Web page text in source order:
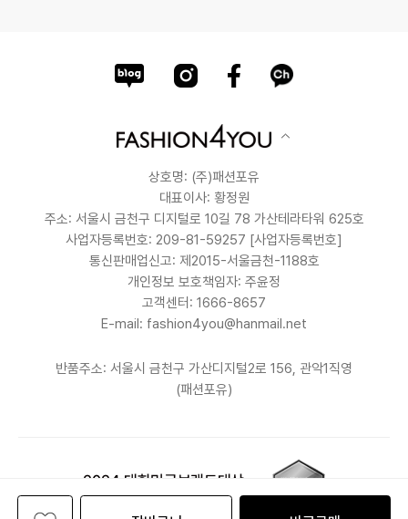
상호명: (주)패션포유
대표이사: 황정원
주소: 서울시 금천구 디지털로 10길 78 가산테라타워 625호
사업자등록번호: 209-81-59257 [사업자등록번호]
통신판매업신고: 제2015-서울금천-1188호
개인정보 보호책임자: 주윤정
고객센터: 1666-8657
E-mail: fashion4you@hanmail.net
반품주소: 서울시 금천구 가산디지털2로 156, 관악1직영
(패션포유)